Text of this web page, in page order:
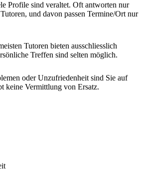
Profile sind veraltet. Oft antworten nur
und davon passen Termine/Ort nur
Tutoren bieten ausschliesslich
Treffen sind selten möglich.
oder Unzufriedenheit sind Sie auf
keine Vermittlung von Ersatz.